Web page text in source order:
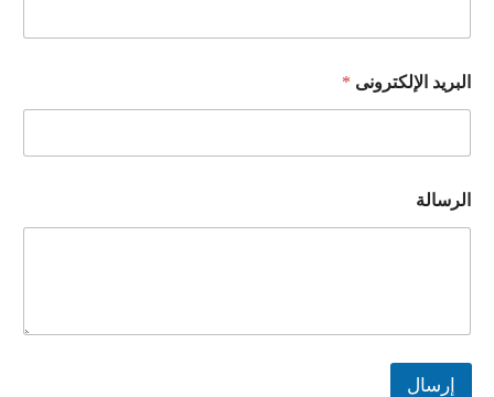
البريد الإلكترونى *
الرسالة
إرسال